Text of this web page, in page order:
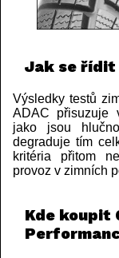
Jak se řídit
Výsledky testů
ADAC přisuzuje
jako jsou
degraduje tím
kritéria přitom
provoz v zimních
Kde koupit